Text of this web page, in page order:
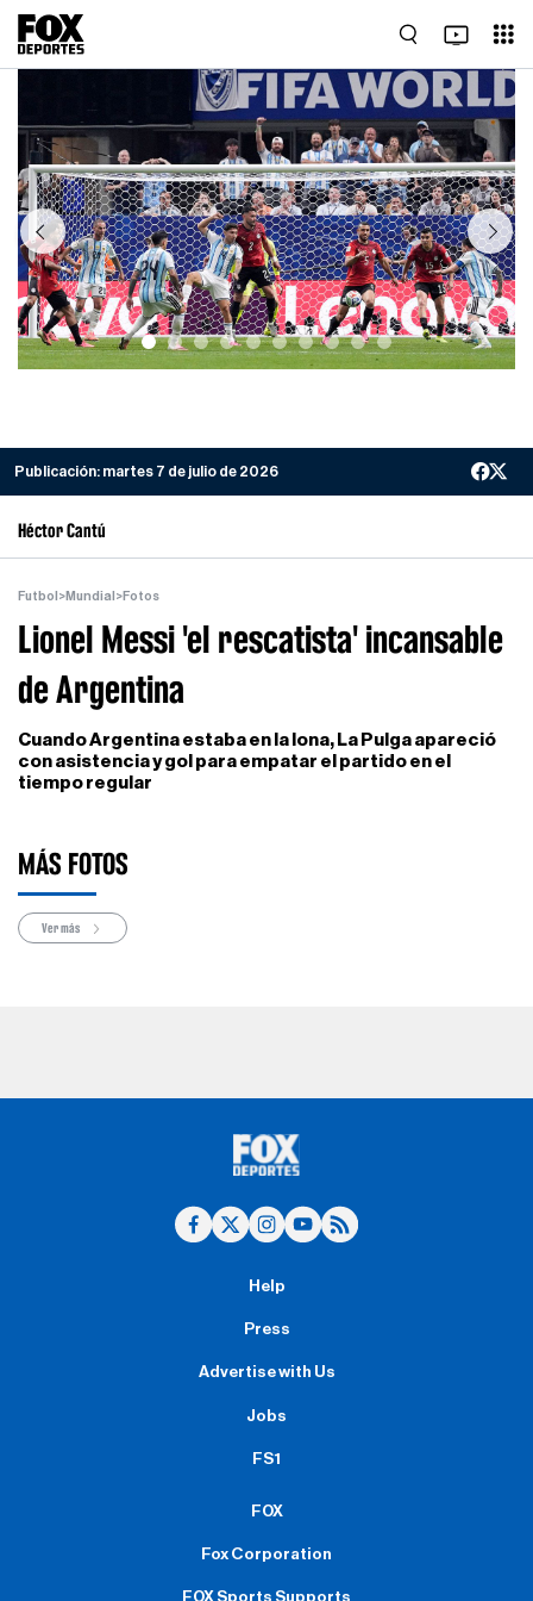
Previous Next
Publicación: martes 7 de julio de 2026
Héctor Cantú
Futbol >Mundial >Fotos
Lionel Messi 'el rescatista' incansable
de Argentina
Cuando Argentina estaba en la lona, La Pulga apareció
con asistencia y gol para empatar el partido en el
tiempo regular
MÁS FOTOS
Ver más
Help
Press
Advertise with Us
Jobs
FS1
FOX
Fox Corporation